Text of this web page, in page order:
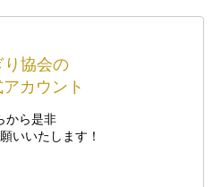
り協会の
カウント
から是非
いいたします！